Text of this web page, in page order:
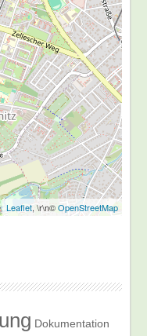
Leaflet, \r\n©OpenStreetMap
Dokumentation